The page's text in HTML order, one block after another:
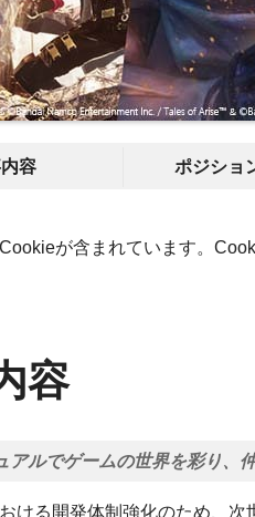
容 ポジショ
が含まれています。
容
アルでゲームの世界を彩り、
ける開発体制強化のため、次